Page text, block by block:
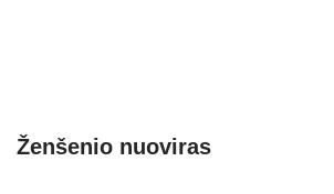
Ženšenio nuoviras